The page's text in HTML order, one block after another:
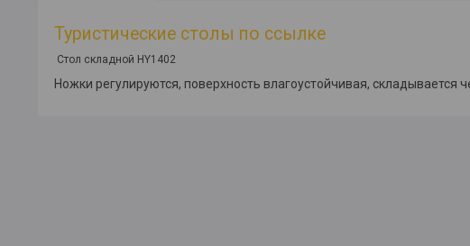
Туристические столы по ссылке
Стол складной HY1402
Ножки регулируются, поверхность влагоустойчивая, складывается